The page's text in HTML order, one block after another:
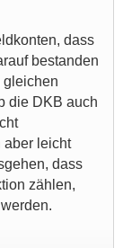
dass
bestanden
gleichen
die DKB auch
aber leicht
dass
zählen,